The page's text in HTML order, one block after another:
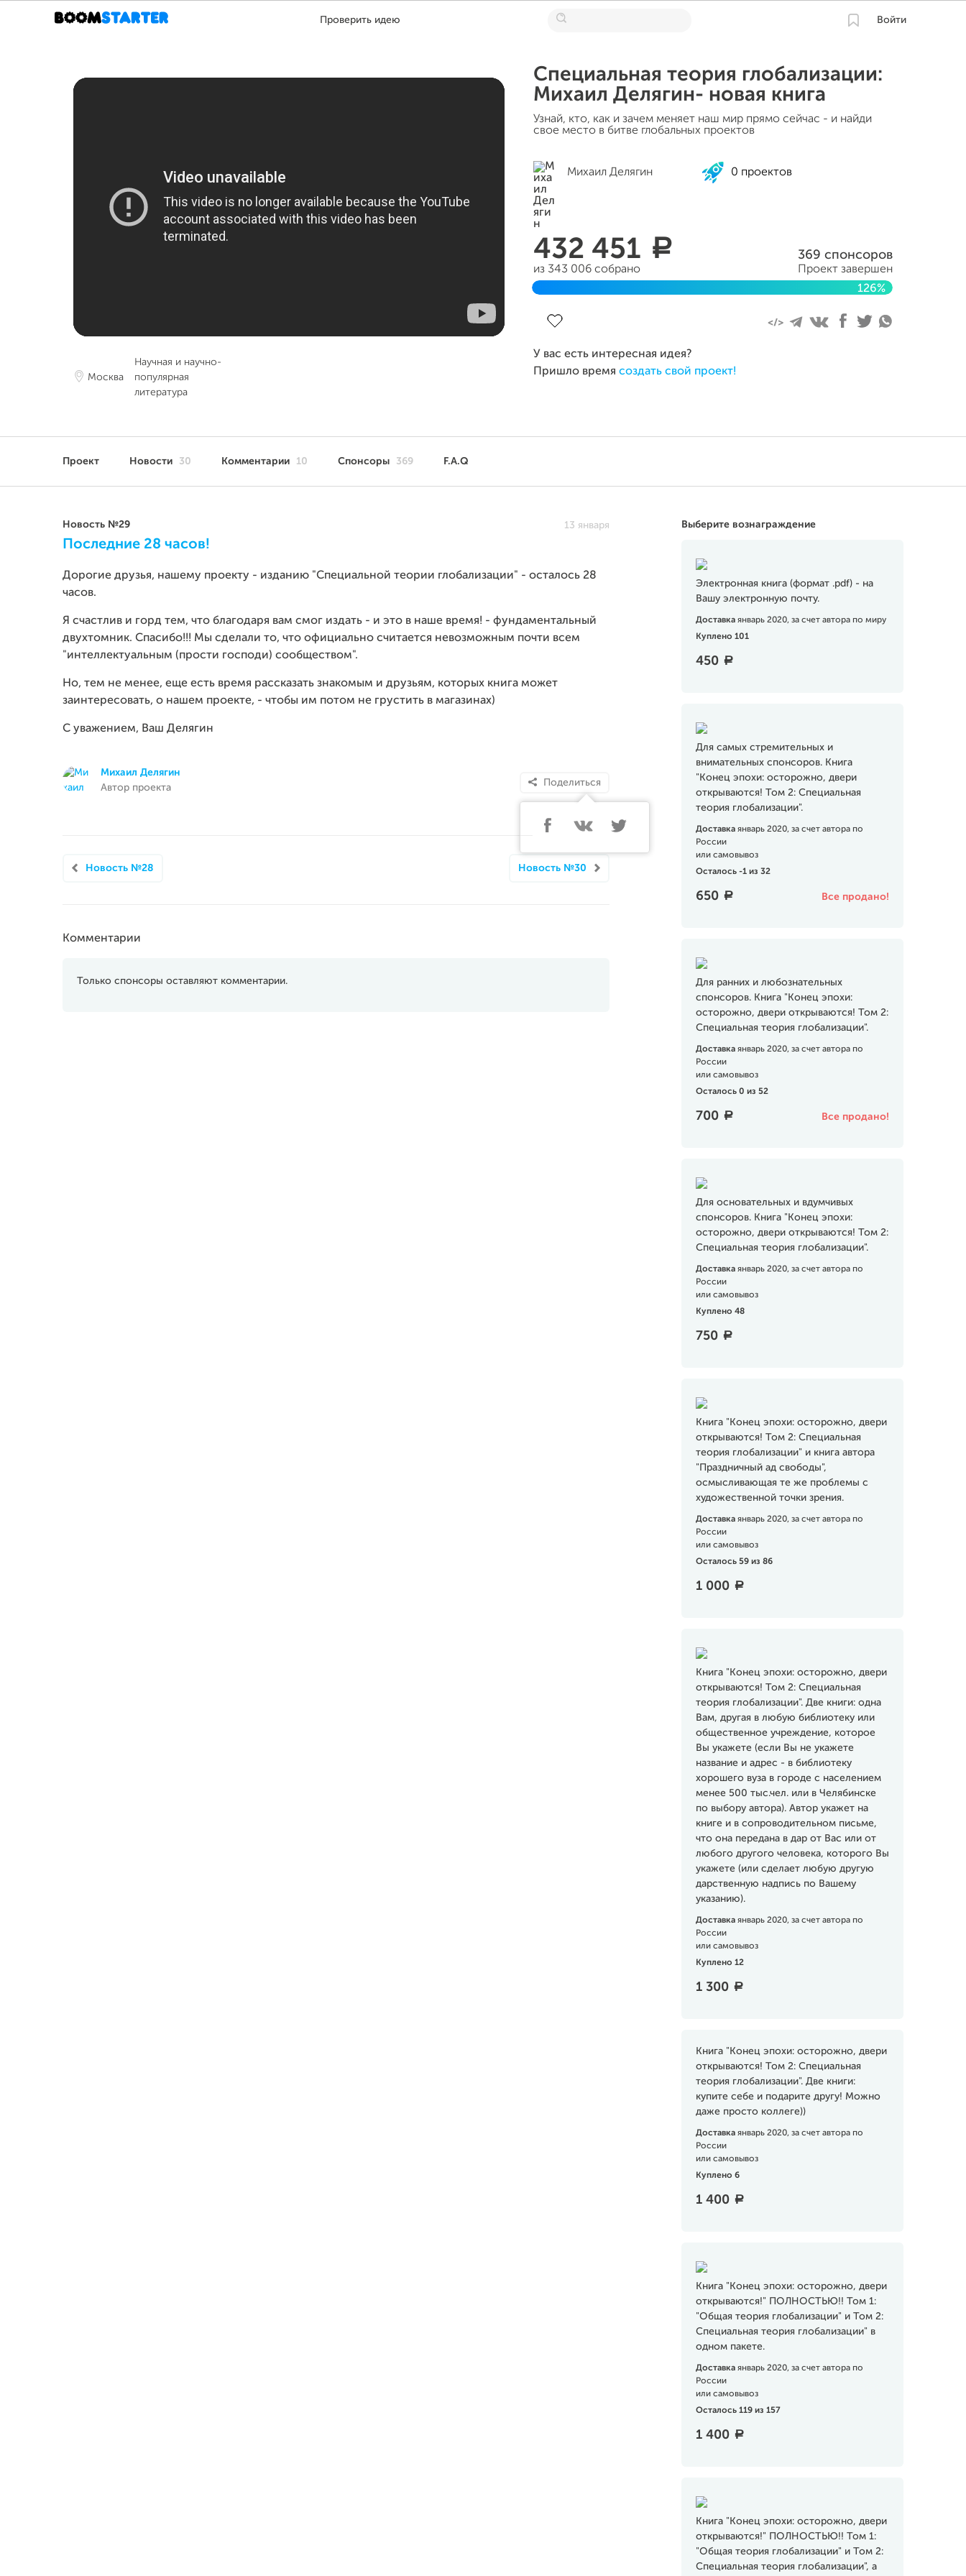
Проверить идею Войти
Москва
Научная и научно-
популярная
литература
Специальная теория глобализации:
Михаил Делягин- новая книга
Узнай, кто, как и зачем меняет наш мир прямо сейчас - и найди
свое место в битве глобальных проектов
Михаил Делягин 0 проектов
432 451 a
из 343 006 собрано
369 спонсоров
Проект завершен
126%
У вас есть интересная идея?
Пришло время создать свой проект!
Проект Новости 30 Комментарии 10 Спонсоры 369 F.A.Q
Выберите вознаграждение
Электронная книга (формат .pdf) - на
Вашу электронную почту.
Доставка январь 2020, за счет автора по миру
Куплено 101
450 a
Для самых стремительных и
внимательных спонсоров. Книга
"Конец эпохи: осторожно, двери
открываются! Том 2: Специальная
теория глобализации".
Доставка январь 2020, за счет автора по
России
или самовывоз
Осталось -1 из 32
650 a Все продано!
Для ранних и любознательных
спонсоров. Книга "Конец эпохи:
осторожно, двери открываются! Том 2:
Специальная теория глобализации".
Доставка январь 2020, за счет автора по
России
или самовывоз
Осталось 0 из 52
700 a Все продано!
Для основательных и вдумчивых
спонсоров. Книга "Конец эпохи:
осторожно, двери открываются! Том 2:
Специальная теория глобализации".
Доставка январь 2020, за счет автора по
России
или самовывоз
Куплено 48
750 a
Книга "Конец эпохи: осторожно, двери
открываются! Том 2: Специальная
теория глобализации" и книга автора
"Праздничный ад свободы",
осмысливающая те же проблемы с
художественной точки зрения.
Доставка январь 2020, за счет автора по
России
или самовывоз
Осталось 59 из 86
1 000 a
Книга "Конец эпохи: осторожно, двери
открываются! Том 2: Специальная
теория глобализации". Две книги: одна
Вам, другая в любую библиотеку или
общественное учреждение, которое
Вы укажете (если Вы не укажете
название и адрес - в библиотеку
хорошего вуза в городе с населением
менее 500 тыс.чел. или в Челябинске
по выбору автора). Автор укажет на
книге и в сопроводительном письме,
что она передана в дар от Вас или от
любого другого человека, которого Вы
укажете (или сделает любую другую
дарственную надпись по Вашему
указанию).
Доставка январь 2020, за счет автора по
России
или самовывоз
Куплено 12
1 300 a
Книга "Конец эпохи: осторожно, двери
открываются! Том 2: Специальная
теория глобализации". Две книги:
купите себе и подарите другу! Можно
даже просто коллеге))
Доставка январь 2020, за счет автора по
России
или самовывоз
Куплено 6
1 400 a
Книга "Конец эпохи: осторожно, двери
открываются!" ПОЛНОСТЬЮ!! Том 1:
"Общая теория глобализации" и Том 2:
Специальная теория глобализации" в
одном пакете.
Доставка январь 2020, за счет автора по
России
или самовывоз
Осталось 119 из 157
1 400 a
Книга "Конец эпохи: осторожно, двери
открываются!" ПОЛНОСТЬЮ!! Том 1:
"Общая теория глобализации" и Том 2:
Специальная теория глобализации", а
Новость №29 13 января
Последние 28 часов!
Дорогие друзья, нашему проекту - изданию "Специальной теории глобализации" - осталось 28
часов.
Я счастлив и горд тем, что благодаря вам смог издать - и это в наше время! - фундаментальный
двухтомник. Спасибо!!! Мы сделали то, что официально считается невозможным почти всем
"интеллектуальным (прости господи) сообществом".
Но, тем не менее, еще есть время рассказать знакомым и друзьям, которых книга может
заинтересовать, о нашем проекте, - чтобы им потом не грустить в магазинах)
С уважением, Ваш Делягин
Михаил Делягин
Автор проекта
Поделиться
Новость №28 Новость №30
Комментарии
Только спонсоры оставляют комментарии.